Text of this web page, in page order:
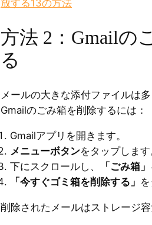
放する13の方法
方法 2：Gmailの
る
メールの大きな添付ファイルは
Gmailのごみ箱を削除するには：
Gmailアプリを開きます。
メニューボタンをタップします
下にスクロールし、
「ごみ箱」
「今すぐゴミ箱を削除する」
削除されたメールはストレージ